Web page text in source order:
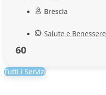
Brescia
Salute e Benessere
60
Tutti i Servizi